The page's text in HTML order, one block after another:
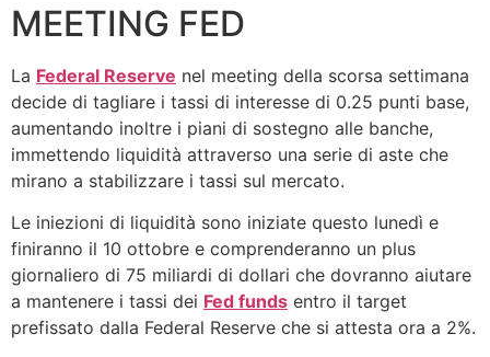
MEETING FED
La Federal Reserve nel meeting della scorsa settimana
decide di tagliare i tassi di interesse di 0.25 punti base,
aumentando inoltre i piani di sostegno alle banche,
immettendo liquidità attraverso una serie di aste che
mirano a stabilizzare i tassi sul mercato.
Le iniezioni di liquidità sono iniziate questo lunedì e
finiranno il 10 ottobre e comprenderanno un plus
giornaliero di 75 miliardi di dollari che dovranno aiutare
a mantenere i tassi dei Fed funds entro il target
prefissato dalla Federal Reserve che si attesta ora a 2%.